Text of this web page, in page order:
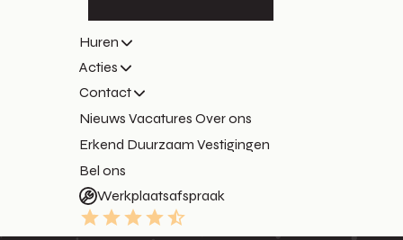
Huren
Acties
Contact
Nieuws Vacatures Over ons
Erkend Duurzaam Vestigingen
Bel ons
Werkplaatsafspraak